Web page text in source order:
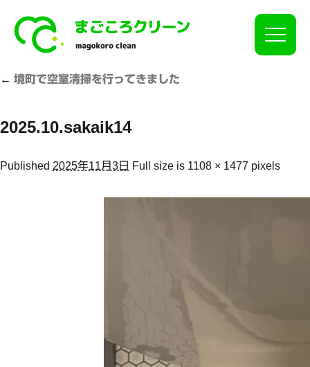
Click
← 境町で空室清掃を行ってきました
2025.10.sakaik14
Published 2025年11月3日 Full size is 1108 × 1477 pixels